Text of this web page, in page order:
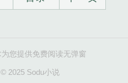
您提供免费阅读无弹窗
2025 Sodu小说